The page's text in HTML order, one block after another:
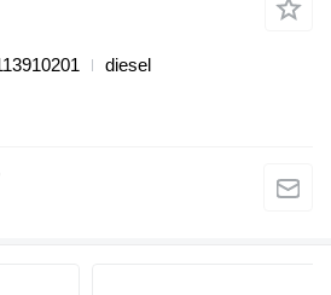
diesel